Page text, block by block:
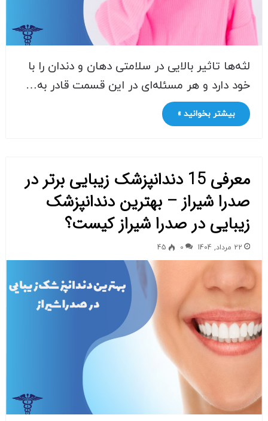
لثه‌ها تاثیر بالایی در سلامتی دهان و دندان را با
خود دارد و هر مسئله‌ای در این قسمت قادر به…
بیشتر بخوانید »
معرفی 15 دندانپزشک زیبایی برتر در
صدرا شیراز – بهترین دندانپزشک
زیبایی در صدرا شیراز کیست؟
22 مرداد, 1404 0
45